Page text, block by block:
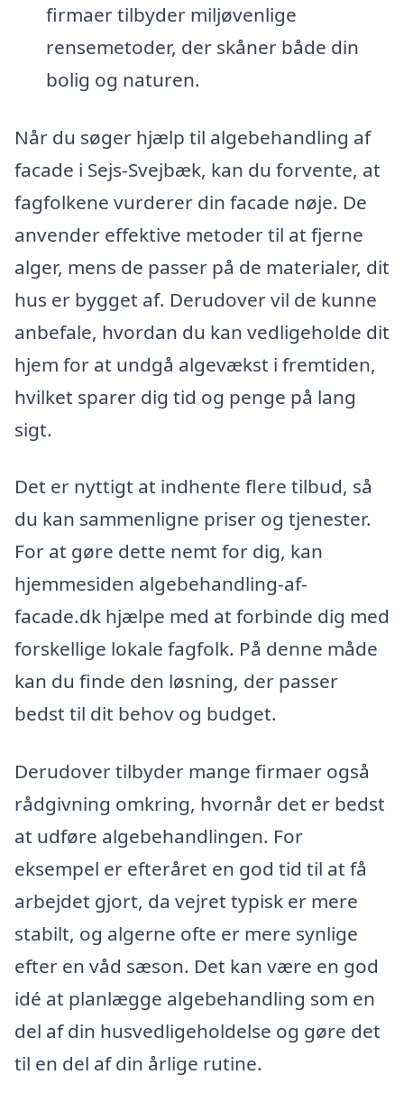
firmaer tilbyder miljøvenlige
rensemetoder, der skåner både din
bolig og naturen.
Når du søger hjælp til algebehandling af
facade i Sejs-Svejbæk, kan du forvente, at
fagfolkene vurderer din facade nøje. De
anvender effektive metoder til at fjerne
alger, mens de passer på de materialer, dit
hus er bygget af. Derudover vil de kunne
anbefale, hvordan du kan vedligeholde dit
hjem for at undgå algevækst i fremtiden,
hvilket sparer dig tid og penge på lang
sigt.
Det er nyttigt at indhente flere tilbud, så
du kan sammenligne priser og tjenester.
For at gøre dette nemt for dig, kan
hjemmesiden algebehandling-af-
facade.dk hjælpe med at forbinde dig med
forskellige lokale fagfolk. På denne måde
kan du finde den løsning, der passer
bedst til dit behov og budget.
Derudover tilbyder mange firmaer også
rådgivning omkring, hvornår det er bedst
at udføre algebehandlingen. For
eksempel er efteråret en god tid til at få
arbejdet gjort, da vejret typisk er mere
stabilt, og algerne ofte er mere synlige
efter en våd sæson. Det kan være en god
idé at planlægge algebehandling som en
del af din husvedligeholdelse og gøre det
til en del af din årlige rutine.